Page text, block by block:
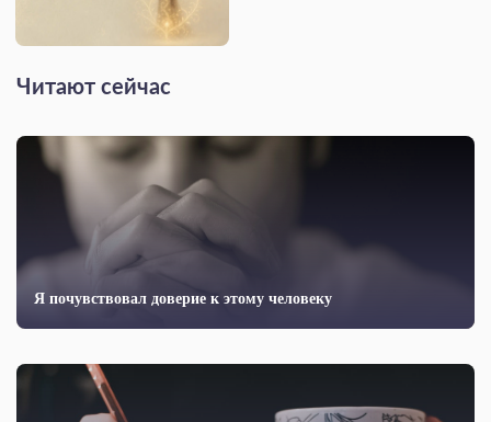
Читают сейчас
Я почувствовал доверие к этому человеку